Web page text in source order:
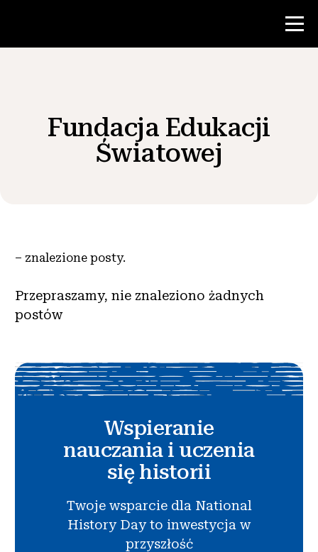
Zasoby dla nauczycieli
Zaangażować się
Fundacja Edukacji
Światowej
– znalezione posty.
Przepraszamy, nie znaleziono żadnych
postów
Wspieranie
nauczania i uczenia
się historii
Twoje wsparcie dla National
History Day to inwestycja w
przyszłość